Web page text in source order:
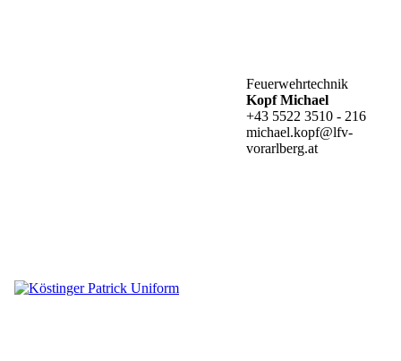
Feuerwehrtechnik
Kopf Michael
+43 5522 3510 - 216
michael.kopf@lfv-
vorarlberg.at